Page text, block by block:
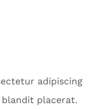
adipiscing
placerat.